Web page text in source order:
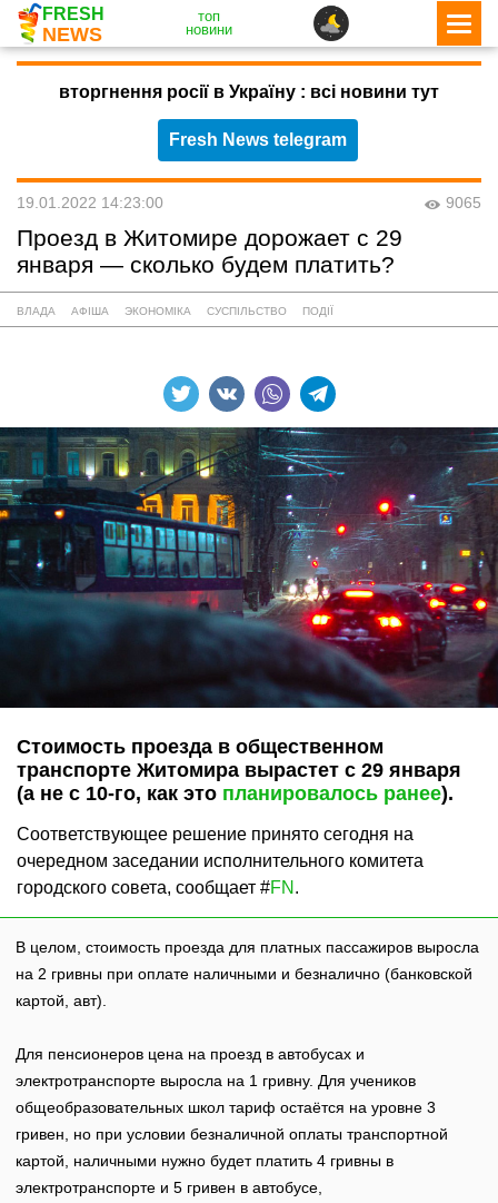
FRESH
NEWS
топ
новини
вторгнення росії в Україну : всі новини тут
Fresh News telegram
19.01.2022 14:23:00 9065
Проезд в Житомире дорожает с 29
января — сколько будем платить?
ВЛАДА АФІША ЭКОНОМІКА СУСПІЛЬСТВО ПОДІЇ
Стоимость проезда в общественном
транспорте Житомира вырастет с 29 января
(а не с 10-го, как это планировалось ранее).
Соответствующее решение принято сегодня на
очередном заседании исполнительного комитета
городского совета, сообщает #FN .
В целом, стоимость проезда для платных пассажиров выросла
на 2 гривны при оплате наличными и безналично (банковской
картой, авт).
Для пенсионеров цена на проезд в автобусах и
электротранспорте выросла на 1 гривну. Для учеников
общеобразовательных школ тариф остаётся на уровне 3
гривен, но при условии безналичной оплаты транспортной
картой, наличными нужно будет платить 4 гривны в
электротранспорте и 5 гривен в автобусе,